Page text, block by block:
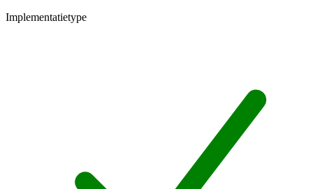
Implementatietype